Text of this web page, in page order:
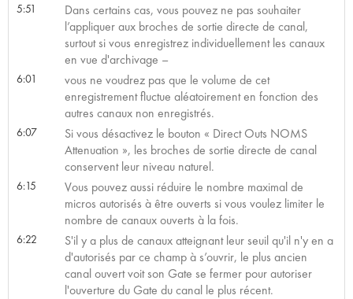
5:51
Dans certains cas, vous pouvez ne pas souhaiter
l’appliquer aux broches de sortie directe de canal,
surtout si vous enregistrez individuellement les canaux
en vue d'archivage –
6:01
vous ne voudrez pas que le volume de cet
enregistrement fluctue aléatoirement en fonction des
autres canaux non enregistrés.
6:07
Si vous désactivez le bouton « Direct Outs NOMS
Attenuation », les broches de sortie directe de canal
conservent leur niveau naturel.
6:15
Vous pouvez aussi réduire le nombre maximal de
micros autorisés à être ouverts si vous voulez limiter le
nombre de canaux ouverts à la fois.
6:22
S'il y a plus de canaux atteignant leur seuil qu'il n'y en a
d'autorisés par ce champ à s’ouvrir, le plus ancien
canal ouvert voit son Gate se fermer pour autoriser
l'ouverture du Gate du canal le plus récent.